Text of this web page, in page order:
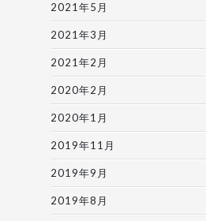
2021年5月
2021年3月
2021年2月
2020年2月
2020年1月
2019年11月
2019年9月
2019年8月